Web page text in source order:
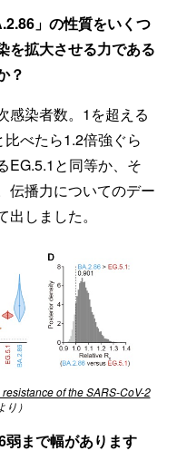
」の性質をいくつ
を拡大させる力である
？
感染者数。1を超える
べたら1.2倍強ぐら
EG.5.1と同等か、そ
伝播力についてのデー
しました。
of the SARS-CoV-2
り）
まで幅があります